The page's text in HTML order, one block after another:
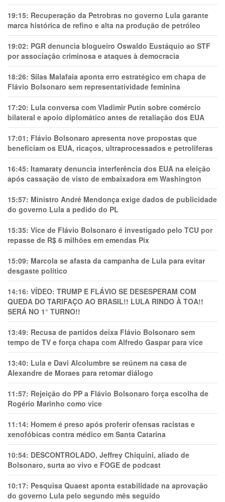
19:15: Recuperação da Petrobras no governo Lula garante
marca histórica de refino e alta na produção de petróleo
19:02: PGR denuncia blogueiro Oswaldo Eustáquio ao STF
por associação criminosa e ataques à democracia
18:26: Silas Malafaia aponta erro estratégico em chapa de
Flávio Bolsonaro sem representatividade feminina
17:20: Lula conversa com Vladimir Putin sobre comércio
bilateral e apoio diplomático antes de retaliação dos EUA
17:01: Flávio Bolsonaro apresenta nove propostas que
beneficiam os EUA, ricaços, ultraprocessados e petrolíferas
16:45: Itamaraty denuncia interferência dos EUA na eleição
após cassação de visto de embaixadora em Washington
15:57: Ministro André Mendonça exige dados de publicidade
do governo Lula a pedido do PL
15:35: Vice de Flávio Bolsonaro é investigado pelo TCU por
repasse de R$ 6 milhões em emendas Pix
15:09: Marcola se afasta da campanha de Lula para evitar
desgaste político
14:16: VÍDEO: TRUMP E FLÁVIO SE DESESPERAM COM
QUEDA DO TARIFAÇO AO BRASIL!! LULA RINDO À TOA!!
SERÁ NO 1° TURNO!!
13:49: Recusa de partidos deixa Flávio Bolsonaro sem
tempo de TV e força chapa com Alfredo Gaspar para vice
13:40: Lula e Davi Alcolumbre se reúnem na casa de
Alexandre de Moraes para retomar diálogo
11:57: Rejeição do PP a Flávio Bolsonaro força escolha de
Rogério Marinho como vice
11:14: Homem é preso após proferir ofensas racistas e
xenofóbicas contra médico em Santa Catarina
10:54: DESCONTROLADO, Jeffrey Chiquini, aliado de
Bolsonaro, surta ao vivo e FOGE de podcast
10:17: Pesquisa Quaest aponta estabilidade na aprovação
do governo Lula pelo segundo mês seguido